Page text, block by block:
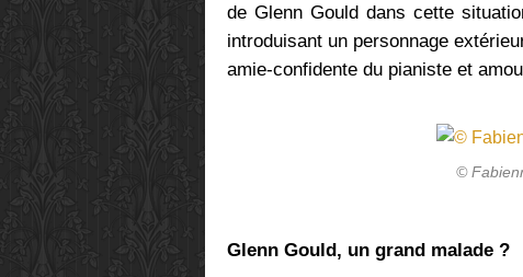
de Glenn Gould dans cette
introduisant un personnage
amie-confidente du pianiste et
©
Glenn Gould, un grand malade ?